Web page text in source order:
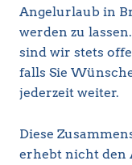
Angelurlaub in
werden zu
sind wir stets
falls Sie
jederzeit weiter.
Diese
erhebt nicht den